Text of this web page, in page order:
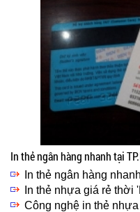
In thẻ ngân hàng nhanh tại
In thẻ ngân hàng
In thẻ nhựa giá rẻ thời
Công nghệ in thẻ